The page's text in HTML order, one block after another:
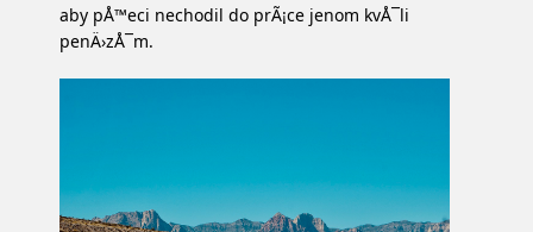
aby pÅ™eci nechodil do prÃ¡ce jenom kvÅ¯li
penÄ›zÅ¯m.